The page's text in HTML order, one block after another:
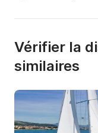
Vérifier la
similaires